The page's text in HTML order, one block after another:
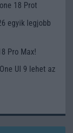
18 Prot
egyik legjobb
Pro Max!
UI 9 lehet az